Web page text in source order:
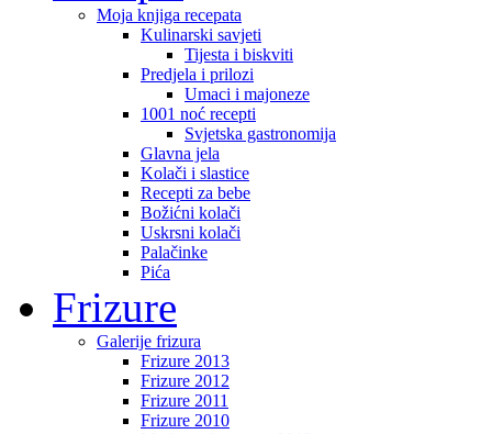
Moja knjiga recepata
Kulinarski savjeti
Tijesta i biskviti
Predjela i prilozi
Umaci i majoneze
1001 noć recepti
Svjetska gastronomija
Glavna jela
Kolači i slastice
Recepti za bebe
Božićni kolači
Uskrsni kolači
Palačinke
Pića
Frizure
Galerije frizura
Frizure 2013
Frizure 2012
Frizure 2011
Frizure 2010